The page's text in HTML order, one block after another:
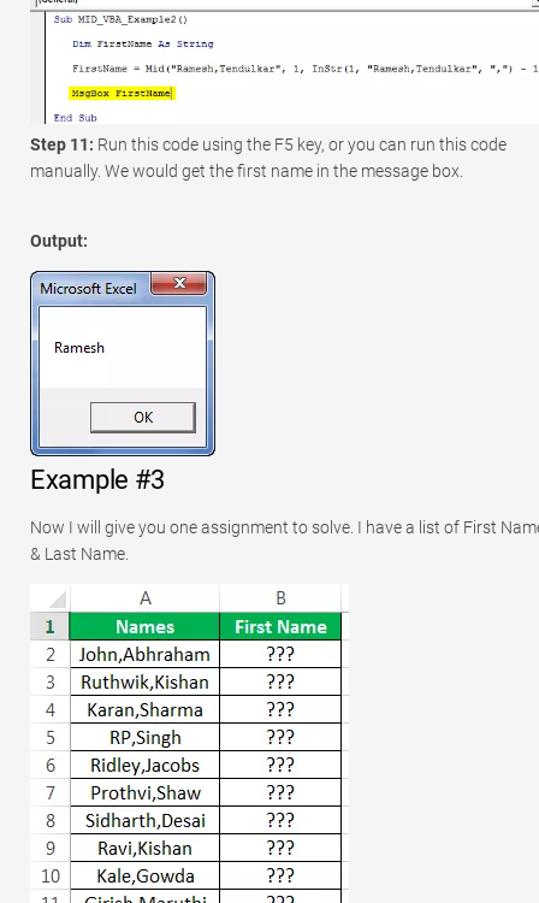
Step 11: Run this code using the F5 key, or you can run this code
manually. We would get the first name in the message box.
Output:
Example #3
Now I will give you one assignment to solve. I have a list of First
& Last Name.